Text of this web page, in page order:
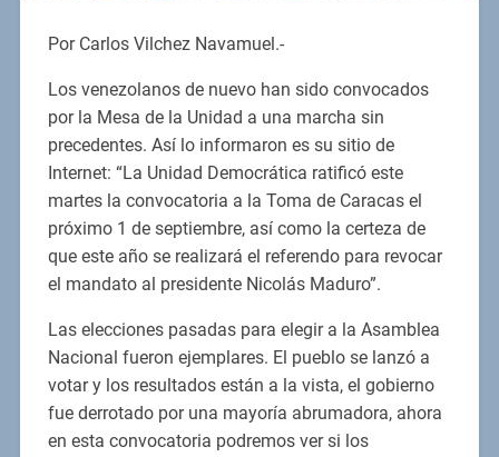
Por Carlos Vilchez Navamuel.-
Los venezolanos de nuevo han sido convocados
por la Mesa de la Unidad a una marcha sin
precedentes. Así lo informaron es su sitio de
Internet: “La Unidad Democrática ratificó este
martes la convocatoria a la Toma de Caracas el
próximo 1 de septiembre, así como la certeza de
que este año se realizará el referendo para revocar
el mandato al presidente Nicolás Maduro”.
Las elecciones pasadas para elegir a la Asamblea
Nacional fueron ejemplares. El pueblo se lanzó a
votar y los resultados están a la vista, el gobierno
fue derrotado por una mayoría abrumadora, ahora
en esta convocatoria podremos ver si los